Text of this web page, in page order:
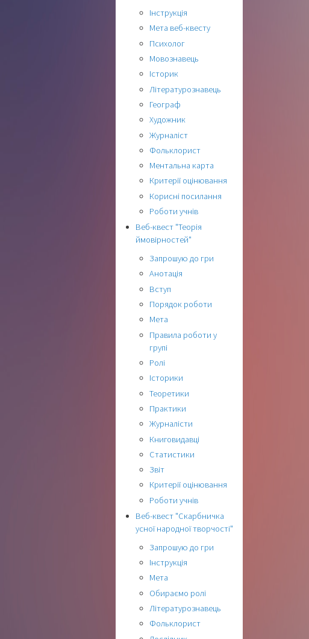
Інструкція
Мета веб-квесту
Психолог
Мовознавець
Історик
Літературознавець
Географ
Художник
Журналіст
Фольклорист
Ментальна карта
Критерії оцінювання
Корисні посилання
Роботи учнів
Веб-квест "Теорія
ймовірностей"
Запрошую до гри
Анотація
Вступ
Порядок роботи
Мета
Правила роботи у
групі
Ролі
Історики
Теоретики
Практики
Журналісти
Книговидавці
Статистики
Звіт
Критерії оцінювання
Роботи учнів
Веб-квест "Скарбничка
усної народної творчості"
Запрошую до гри
Інструкція
Мета
Обираємо ролі
Літературознавець
Фольклорист